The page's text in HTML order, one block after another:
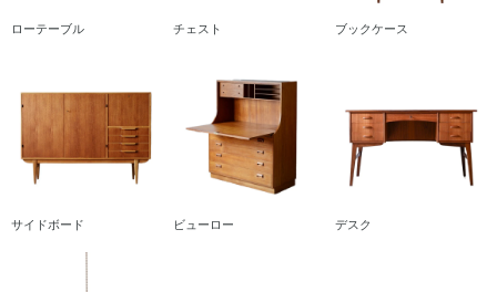
ローテーブル チェスト ブックケース
サイドボード ビューロー デスク